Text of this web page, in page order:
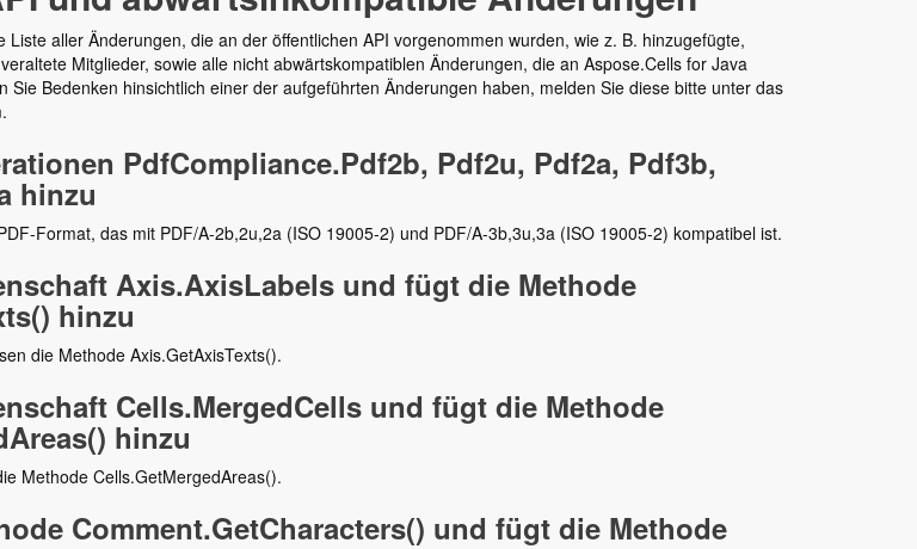
Liste aller Änderungen, die an der öffentlichen API vorgenommen wurden, wie z. B. hinzugefügte,
Mitglieder, sowie alle nicht abwärtskompatiblen Änderungen, die an Aspose.Cells for Java
Sie Bedenken hinsichtlich einer der aufgeführten Änderungen haben, melden Sie diese bitte unter das
PdfCompliance.Pdf2b, Pdf2u, Pdf2a, Pdf3b,
hinzu
Format, das mit PDF/A-2b,2u,2a (ISO 19005-2) und PDF/A-3b,3u,3a (ISO 19005-2) kompatibel ist.
Axis.AxisLabels und fügt die Methode
hinzu
die Methode Axis.GetAxisTexts().
Cells.MergedCells und fügt die Methode
hinzu
Methode Cells.GetMergedAreas().
Comment.GetCharacters() und fügt die Methode